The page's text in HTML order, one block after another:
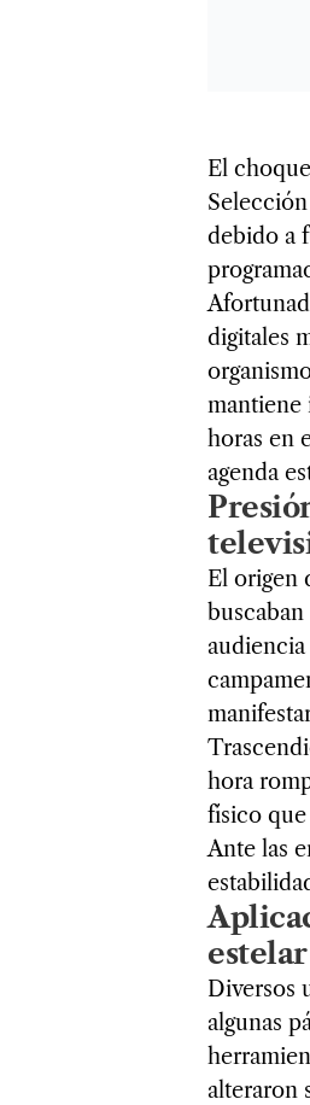
El
debido a
digitales
mantiene
horas en
agenda
El origen
hora
físico que
Ante las
estelar
Diversos
algunas
alteraron